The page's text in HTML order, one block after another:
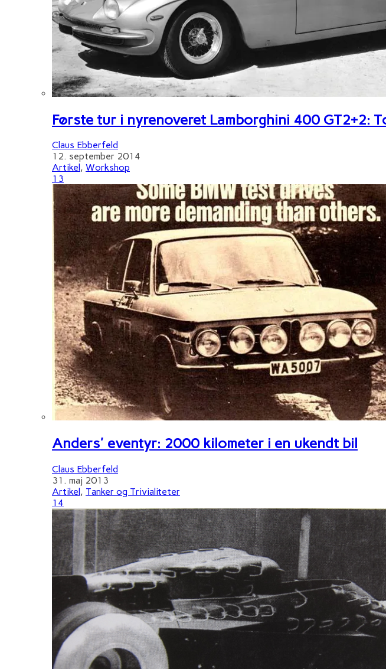
Første tur i nyrenoveret Lamborghini 400 GT2+2:
Claus Ebberfeld
12. september 2014
Artikel , Workshop
13
Anders' eventyr: 2000 kilometer i en ukendt bil
Claus Ebberfeld
31. maj 2013
Artikel , Tanker og Trivialiteter
14